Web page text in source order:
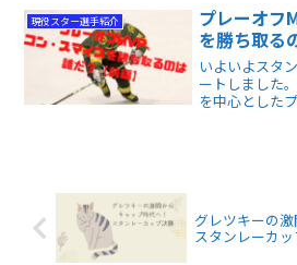
レシーズン時
表しました。
現役スター選手紹介
プレーオフ
を勝ち取る
いよいよスタ
ートしました
を中心とした
グレツキーの
スタンレーカ